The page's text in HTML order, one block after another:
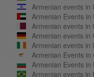
Armenian events in
Armenian Events
Armenian events in
Armenian events in
Armenian events in
Armenian Events in
Armenian Events in
Armenian events in